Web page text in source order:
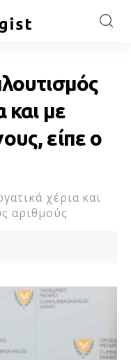
και με
είπε ο
χέρια και
αριθμούς